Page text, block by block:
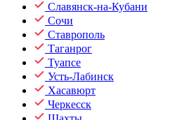
Славянск-на-Кубани
Сочи
Ставрополь
Таганрог
Туапсе
Усть-Лабинск
Хасавюрт
Черкесск